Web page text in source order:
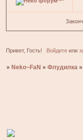
Привет, Гость! Войдитеили
» Neko~FaN »Флудилка »